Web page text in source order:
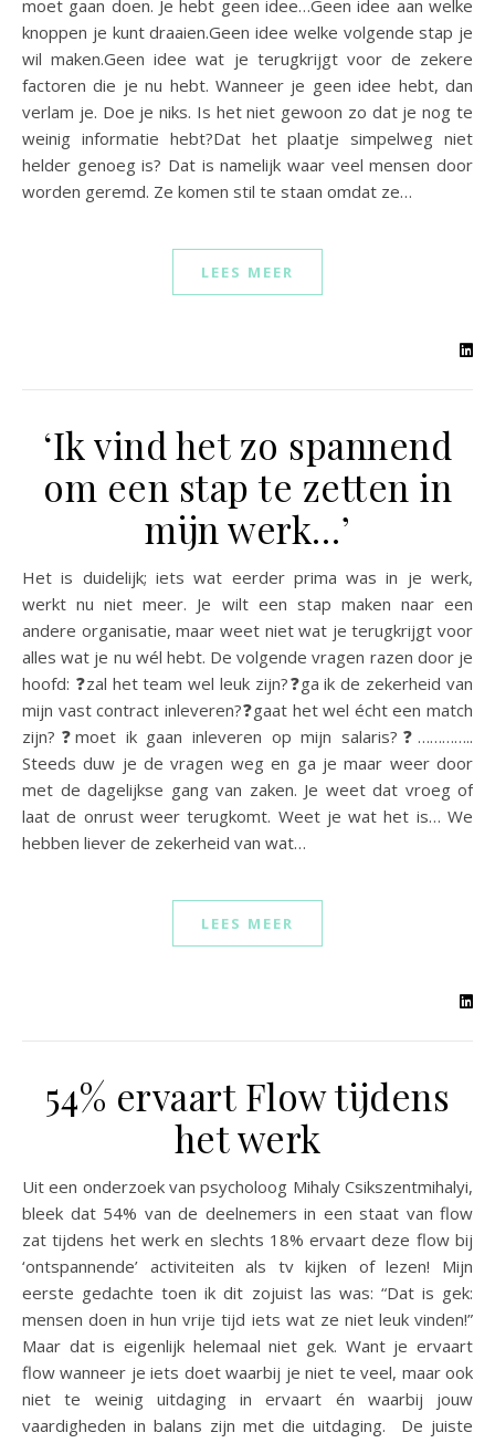
moet gaan doen. Je hebt geen idee…Geen idee aan welke
knoppen je kunt draaien.Geen idee welke volgende stap je
wil maken.Geen idee wat je terugkrijgt voor de zekere
factoren die je nu hebt. Wanneer je geen idee hebt, dan
verlam je. Doe je niks. Is het niet gewoon zo dat je nog te
weinig informatie hebt?Dat het plaatje simpelweg niet
helder genoeg is? Dat is namelijk waar veel mensen door
worden geremd. Ze komen stil te staan omdat ze…
LEES MEER
‘Ik vind het zo spannend
om een stap te zetten in
mijn werk…’
Het is duidelijk; iets wat eerder prima was in je werk,
werkt nu niet meer. Je wilt een stap maken naar een
andere organisatie, maar weet niet wat je terugkrijgt voor
alles wat je nu wél hebt. De volgende vragen razen door je
hoofd: ❓zal het team wel leuk zijn?❓ga ik de zekerheid van
mijn vast contract inleveren?❓gaat het wel écht een match
zijn?❓moet ik gaan inleveren op mijn salaris?❓…………..
Steeds duw je de vragen weg en ga je maar weer door
met de dagelijkse gang van zaken. Je weet dat vroeg of
laat de onrust weer terugkomt. Weet je wat het is… We
hebben liever de zekerheid van wat…
LEES MEER
54% ervaart Flow tijdens
het werk
Uit een onderzoek van psycholoog Mihaly Csikszentmihalyi,
bleek dat 54% van de deelnemers in een staat van flow
zat tijdens het werk en slechts 18% ervaart deze flow bij
‘ontspannende’ activiteiten als tv kijken of lezen! Mijn
eerste gedachte toen ik dit zojuist las was: “Dat is gek:
mensen doen in hun vrije tijd iets wat ze niet leuk vinden!”
Maar dat is eigenlijk helemaal niet gek. Want je ervaart
flow wanneer je iets doet waarbij je niet te veel, maar ook
niet te weinig uitdaging in ervaart én waarbij jouw
vaardigheden in balans zijn met die uitdaging. De juiste